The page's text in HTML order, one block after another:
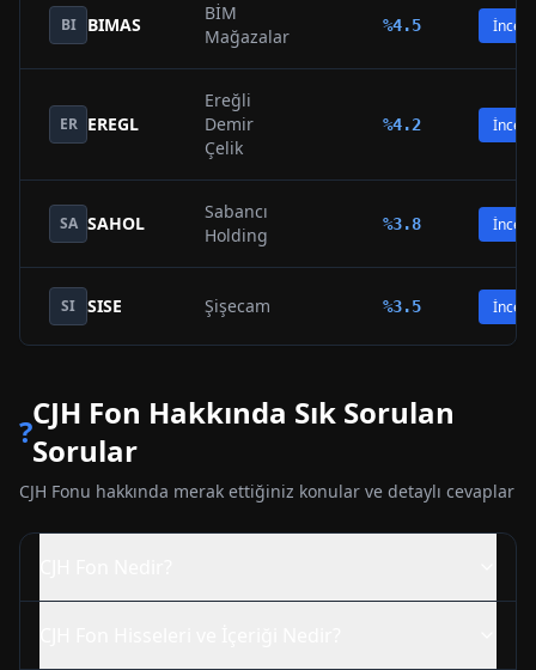
BI BIMAS
BİM
Mağazalar
%4.5 İncele
ER EREGL
Ereğli
Demir
Çelik
%4.2 İncele
SA SAHOL
Sabancı
Holding
%3.8 İncele
SI SISE Şişecam %3.5 İncele
?CJH Fon Hakkında Sık Sorulan
Sorular
CJH Fonu hakkında merak ettiğiniz konular ve detaylı cevaplar